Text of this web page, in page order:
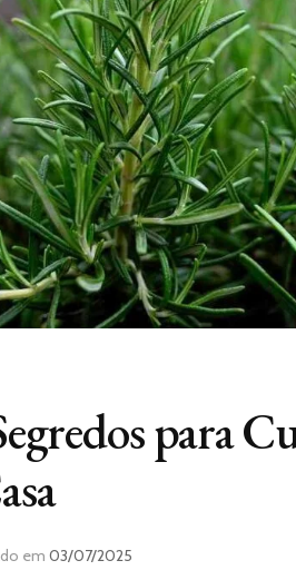
para
em 03/07/2025